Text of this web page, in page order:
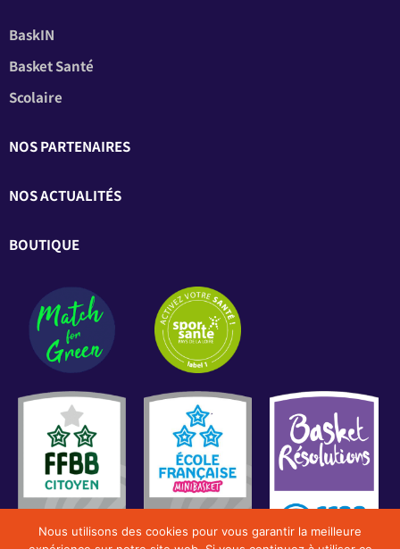
BaskIN
Basket Santé
Scolaire
NOS PARTENAIRES
NOS ACTUALITÉS
BOUTIQUE
Nous utilisons des cookies pour vous garantir la meilleure